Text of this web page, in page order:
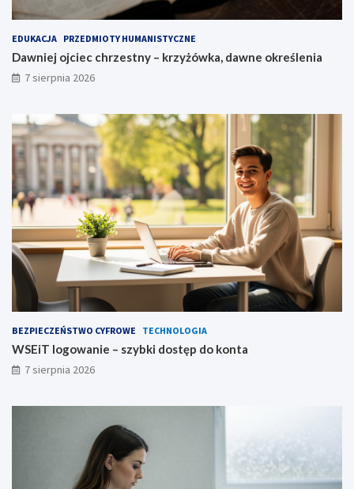
EDUKACJA PRZEDMIOTY HUMANISTYCZNE
Dawniej ojciec chrzestny – krzyżówka, dawne określenia
7 sierpnia 2026
BEZPIECZEŃSTWO CYFROWE TECHNOLOGIA
WSEiT logowanie – szybki dostęp do konta
7 sierpnia 2026